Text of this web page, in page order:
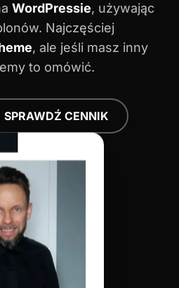
WordPressie, używając
Najczęściej
, ale jeśli masz inny
to omówić.
SPRAWDŹ CENNIK